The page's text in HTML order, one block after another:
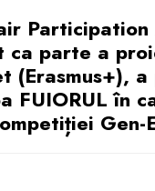
ca parte a
(Erasmus+),
FUIORUL în
Gen-